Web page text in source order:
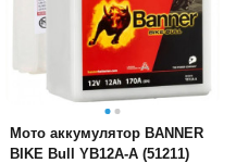
Мото аккумулятор BANNER
BIKE Bull YB12A-A (51211)